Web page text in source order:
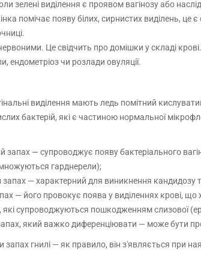
зелені виділення є проявом вагінозу або
помічає появу білих, сирнистих виділень, це
Це свідчить про домішки у складі
ендометріоз чи розлади овуляції.
виділення мають ледь помітний
бактерій, які є частиною нормальної
запах — супроводжує появу бактеріального
гарднерели);
запах — характерний для виникнення кандидозу
— його провокує поява у виділеннях крові, що
супроводжуються пошкодженням слизової
який важко диференціювати — може бути
запах гнилі — як правило, він з'являється при